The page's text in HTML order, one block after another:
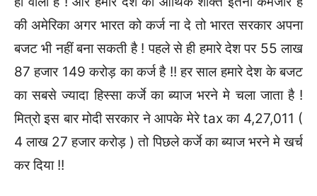
की अमेरिका अगर भारत को कर्ज ना दे तो भारत सरकार अपना
बजट भी नहीं बना सकती है ! पहले से ही हमारे देश पर 55 लाख
87 हजार 149 करोड़ का कर्ज है !! हर साल हमारे देश के बजट
का सबसे ज्यादा हिस्सा कर्जे का ब्याज भरने मे चला जाता है !
मित्रो इस बार मोदी सरकार ने आपके मेरे tax का 4,27,011 (
4 लाख 27 हजार करोड़ ) तो पिछले कर्जे का ब्याज भरने मे खर्च
कर दिया !!